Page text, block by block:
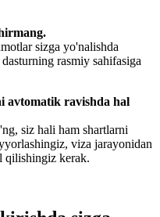
sizga yo'nalishda
rasmiy sahifasiga
avtomatik ravishda hal
siz hali ham shartlarni
viza jarayonidan
qilishingiz kerak.